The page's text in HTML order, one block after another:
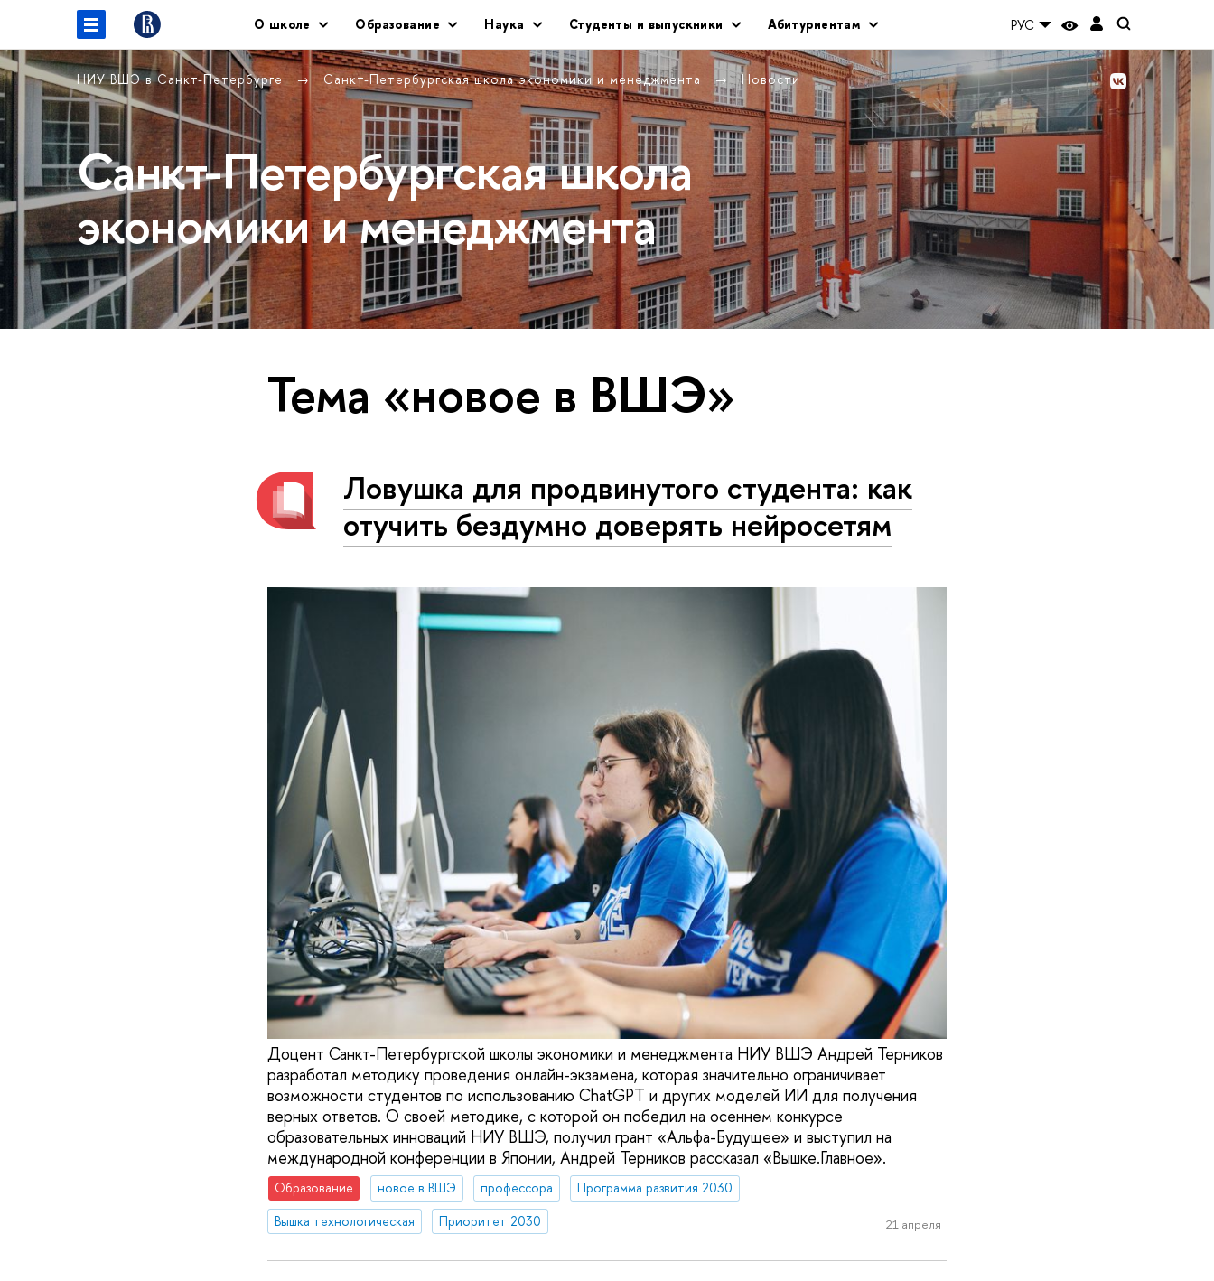
О школе Образование Наука Студенты и выпускники Абитуриентам РУС
НИУ ВШЭ в Санкт-Петербурге Санкт-Петербургская школа экономики и менеджмента Новости
Санкт-Петербургская школа
экономики и менеджмента
Тема «новое в ВШЭ»
Ловушка для продвинутого студента: как
отучить бездумно доверять нейросетям
Доцент Санкт-Петербургской школы экономики и менеджмента НИУ ВШЭ Андрей Терников
разработал методику проведения онлайн-экзамена, которая значительно ограничивает
возможности студентов по использованию ChatGPT и других моделей ИИ для получения
верных ответов. О своей методике, с которой он победил на осеннем конкурсе
образовательных инноваций НИУ ВШЭ, получил грант «Альфа-Будущее» и выступил на
международной конференции в Японии, Андрей Терников рассказал «Вышке.Главное».
Образование новое в ВШЭ профессора
Программа развития 2030
Вышка технологическая
Приоритет 2030 21 апреля